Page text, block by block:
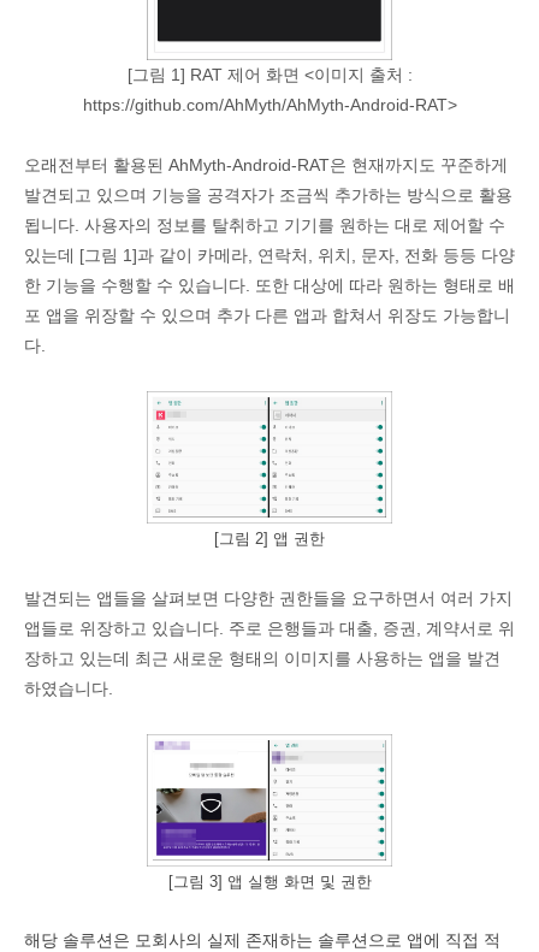
[그림 1] RAT 제어 화면 <이미지 출처 :
https://github.com/AhMyth/AhMyth-Android-RAT>
오래전부터 활용된 AhMyth-Android-RAT은 현재까지도 꾸준하게
발견되고 있으며 기능을 공격자가 조금씩 추가하는 방식으로 활용
됩니다. 사용자의 정보를 탈취하고 기기를 원하는 대로 제어할 수
있는데 [그림 1]과 같이 카메라, 연락처, 위치, 문자, 전화 등등 다양
한 기능을 수행할 수 있습니다. 또한 대상에 따라 원하는 형태로 배
포 앱을 위장할 수 있으며 추가 다른 앱과 합쳐서 위장도 가능합니
다.
[그림 2] 앱 권한
발견되는 앱들을 살펴보면 다양한 권한들을 요구하면서 여러 가지
앱들로 위장하고 있습니다. 주로 은행들과 대출, 증권, 계약서로 위
장하고 있는데 최근 새로운 형태의 이미지를 사용하는 앱을 발견
하였습니다.
[그림 3] 앱 실행 화면 및 권한
해당 솔루션은 모회사의 실제 존재하는 솔루션으로 앱에 직접 적